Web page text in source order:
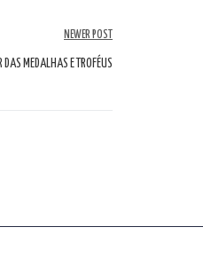
NEWER POST
MEDALHAS E TROFÉUS